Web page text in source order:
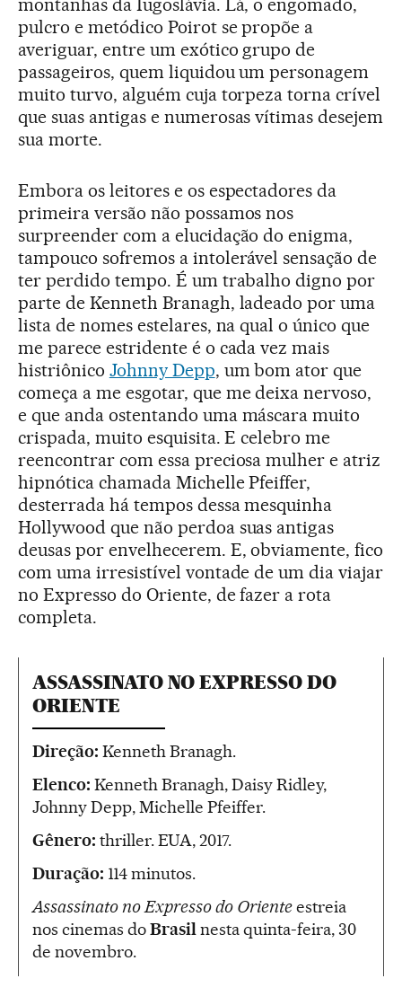
pulcro e metódico Poirot se propõe a
averiguar, entre um exótico grupo de
passageiros, quem liquidou um personagem
muito turvo, alguém cuja torpeza torna crível
que suas antigas e numerosas vítimas desejem
sua morte.
Embora os leitores e os espectadores da
primeira versão não possamos nos
surpreender com a elucidação do enigma,
tampouco sofremos a intolerável sensação de
ter perdido tempo. É um trabalho digno por
parte de Kenneth Branagh, ladeado por uma
lista de nomes estelares, na qual o único que
me parece estridente é o cada vez mais
histriônico Johnny Depp, um bom ator que
começa a me esgotar, que me deixa nervoso,
e que anda ostentando uma máscara muito
crispada, muito esquisita. E celebro me
reencontrar com essa preciosa mulher e atriz
hipnótica chamada Michelle Pfeiffer,
desterrada há tempos dessa mesquinha
Hollywood que não perdoa suas antigas
deusas por envelhecerem. E, obviamente, fico
com uma irresistível vontade de um dia viajar
no Expresso do Oriente, de fazer a rota
completa.
ASSASSINATO NO EXPRESSO DO
ORIENTE
Direção: Kenneth Branagh.
Elenco: Kenneth Branagh, Daisy Ridley,
Johnny Depp, Michelle Pfeiffer.
Gênero: thriller. EUA, 2017.
Duração: 114 minutos.
Assassinato no Expresso do Orienteestreia
nos cinemas doBrasilnesta quinta-feira, 30
de novembro.